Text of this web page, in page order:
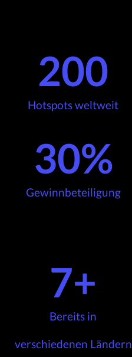
200
Hotspots weltweit
30%
Gewinnbeteiligung
7+
Bereits in
verschiedenen Ländern